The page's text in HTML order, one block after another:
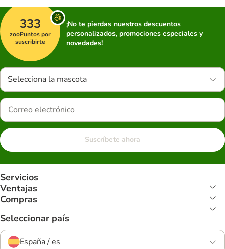
333
zooPuntos por
suscribirte
¡No te pierdas nuestros descuentos
personalizados, promociones especiales y
novedades!
Selecciona la mascota
Suscríbete ahora
Servicios
Ventajas
Compras
Seleccionar país
España / es